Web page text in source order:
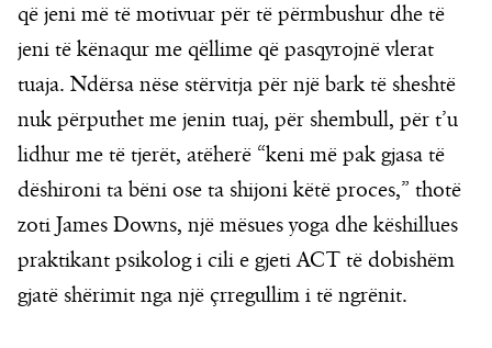
që jeni më të motivuar për të përmbushur dhe të
jeni të kënaqur me qëllime që pasqyrojnë vlerat
tuaja. Ndërsa nëse stërvitja për një bark të sheshtë
nuk përputhet me jenin tuaj, për shembull, për t’u
lidhur me të tjerët, atëherë “keni më pak gjasa të
dëshironi ta bëni ose ta shijoni këtë proces,” thotë
zoti James Downs, një mësues yoga dhe këshillues
praktikant psikolog i cili e gjeti ACT të dobishëm
gjatë shërimit nga një çrregullim i të ngrënit.